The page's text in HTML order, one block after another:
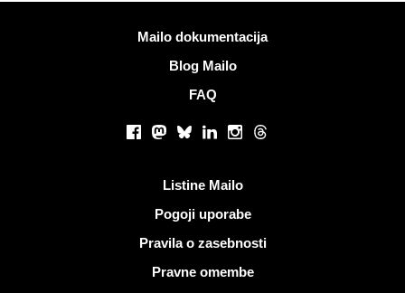
Mailo dokumentacija
Blog Mailo
FAQ
Facebook
Mastodon
BlueskyLinkedInInstagram
Threads
Listine Mailo
Pogoji uporabe
Pravila o zasebnosti
Pravne omembe